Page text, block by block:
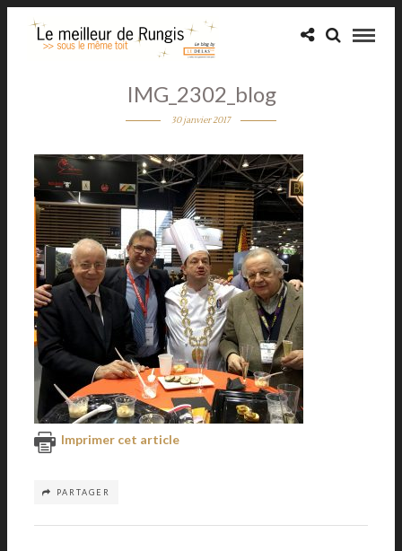
IMG_2302_blog
30 janvier 2017
Imprimer cet article
PARTAGER